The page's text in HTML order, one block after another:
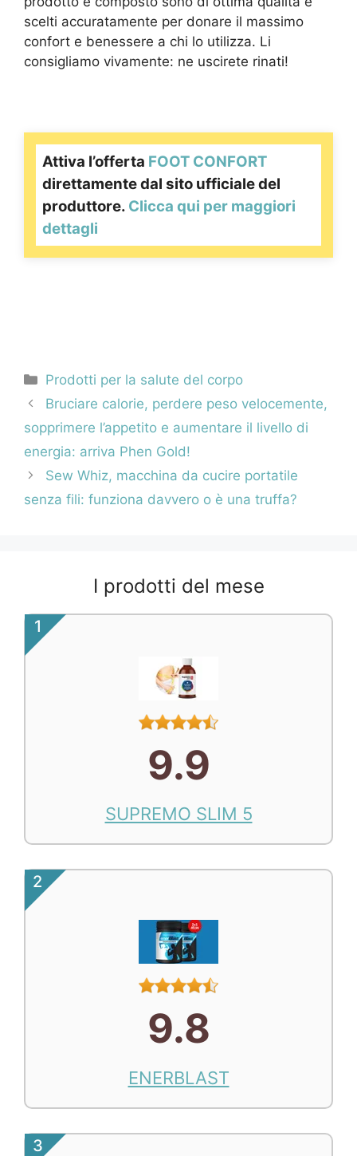
scelti accuratamente per donare il massimo
confort e benessere a chi lo utilizza. Li
consigliamo vivamente: ne uscirete rinati!
Attiva l’offerta FOOT CONFORT
direttamente dal sito ufficiale del
produttore. Clicca qui per maggiori
dettagli
Categorie
Prodotti per la salute del corpo
Navigazione
articolo
Bruciare calorie, perdere peso velocemente,
sopprimere l’appetito e aumentare il livello di
energia: arriva Phen Gold!
Sew Whiz, macchina da cucire portatile
senza fili: funziona davvero o è una truffa?
I prodotti del mese
1
9.9
SUPREMO SLIM 5
2
9.8
ENERBLAST
3